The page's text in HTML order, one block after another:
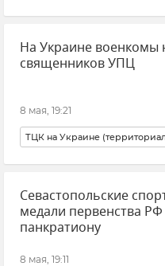
Новости Словакия
На Украине военкомы
священников УПЦ
8 мая, 19:21
ВСУ (Вооруженные силы
Мобилизация на Украине
Севастопольские
медали первенства
панкратиону
8 мая, 19:11